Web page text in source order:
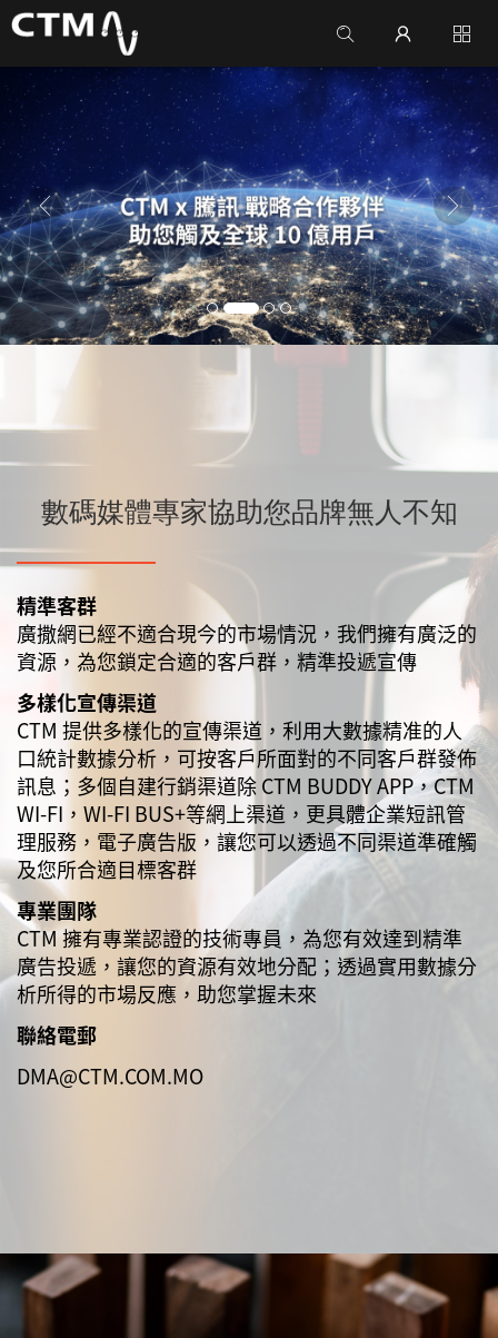
數碼媒體專家協助您品牌無人不知
精準客群
廣撒網已經不適合現今的市場情況，我們擁有廣泛的
資源，為您鎖定合適的客戶群，精準投遞宣傳
多樣化宣傳渠道
CTM 提供多樣化的宣傳渠道，利用大數據精准的人
口統計數據分析，可按客戶所面對的不同客戶群發佈
訊息；多個自建行銷渠道除 CTM BUDDY APP，CTM
WI-FI，WI-FI BUS+等網上渠道，更具體企業短訊管
理服務，電子廣告版，讓您可以透過不同渠道準確觸
及您所合適目標客群
專業團隊
CTM 擁有專業認證的技術專員，為您有效達到精準
廣告投遞，讓您的資源有效地分配；透過實用數據分
析所得的市場反應，助您掌握未來
聯絡電郵
DMA@CTM.COM.MO